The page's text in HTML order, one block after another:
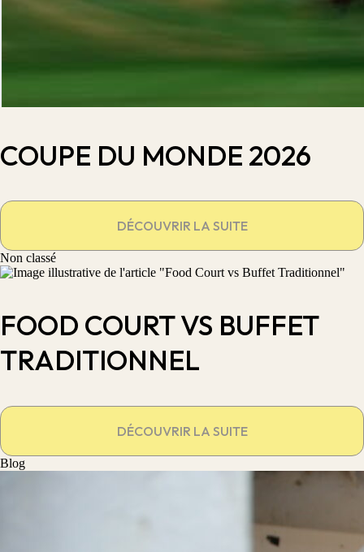
COUPE DU MONDE 2026
DÉCOUVRIR LA SUITE
Non classé
FOOD COURT VS BUFFET
TRADITIONNEL
DÉCOUVRIR LA SUITE
Blog